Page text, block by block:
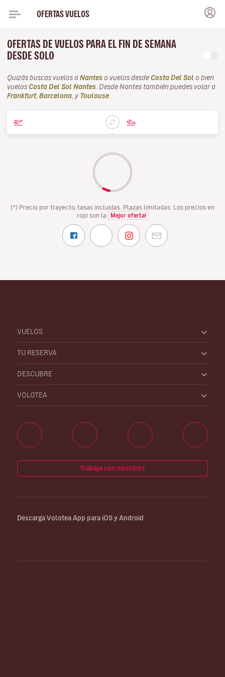
OFERTAS VUELOS
OFERTAS DE VUELOS PARA EL FIN DE SEMANA
DESDE SOLO
Quizás buscas vuelos a Nantes o vuelos desde Costa Del Sol o bien
vuelos Costa Del Sol Nantes . Desde Nantes también puedes volar a
Frankfurt, Barcelona , y Toulouse
(*) Precio por trayecto, tasas incluidas. Plazas limitadas. Los precios en
rojo son la
Mejor oferta!
VUELOS
TU RESERVA
DESCUBRE
VOLOTEA
Trabaja con nosotros
Descarga Volotea App para iOS y Android